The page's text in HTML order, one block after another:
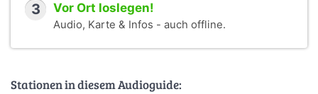
3 Vor Ort loslegen!
Audio, Karte & Infos - auch offline.
Stationen in diesem Audioguide: